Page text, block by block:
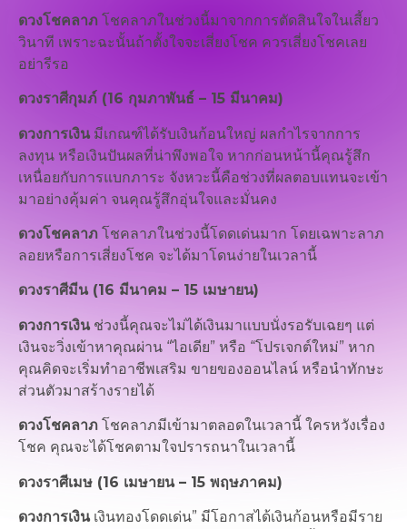
ดวงโชคลาภ โชคลาภในช่วงนี้มาจากการตัดสินใจในเสี้ยว
วินาที เพราะฉะนั้นถ้าตั้งใจจะเสี่ยงโชค ควรเสี่ยงโชคเลย
อย่ารีรอ
ดวงราศีกุมภ์ (16 กุมภาพันธ์ – 15 มีนาคม)
ดวงการเงิน มีเกณฑ์ได้รับเงินก้อนใหญ่ ผลกำไรจากการ
ลงทุน หรือเงินปันผลที่น่าพึงพอใจ หากก่อนหน้านี้คุณรู้สึก
เหนื่อยกับการแบกภาระ จังหวะนี้คือช่วงที่ผลตอบแทนจะเข้า
มาอย่างคุ้มค่า จนคุณรู้สึกอุ่นใจและมั่นคง
ดวงโชคลาภ โชคลาภในช่วงนี้โดดเด่นมาก โดยเฉพาะลาภ
ลอยหรือการเสี่ยงโชค จะได้มาโดนง่ายในเวลานี้
ดวงราศีมีน (16 มีนาคม – 15 เมษายน)
ดวงการเงินช่วงนี้คุณจะไม่ได้เงินมาแบบนั่งรอรับเฉยๆ แต่
เงินจะวิ่งเข้าหาคุณผ่าน “ไอเดีย” หรือ “โปรเจกต์ใหม่” หาก
คุณคิดจะเริ่มทำอาชีพเสริม ขายของออนไลน์ หรือนำทักษะ
ส่วนตัวมาสร้างรายได้
ดวงโชคลาภ โชคลาภมีเข้ามาตลอดในเวลานี้ ใครหวังเรื่อง
โชค คุณจะได้โชคตามใจปรารถนาในเวลานี้
ดวงราศีเมษ (16 เมษายน – 15 พฤษภาคม)
ดวงการเงินเงินทองโดดเด่น” มีโอกาสได้เงินก้อนหรือมีราย